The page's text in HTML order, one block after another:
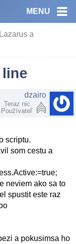
MENU
Lazarus a
dzairo
Teraz nic
Používateľ
scriptu.
som cestu a
neviem ako sa to
spustit este raz
a pokusimsa ho